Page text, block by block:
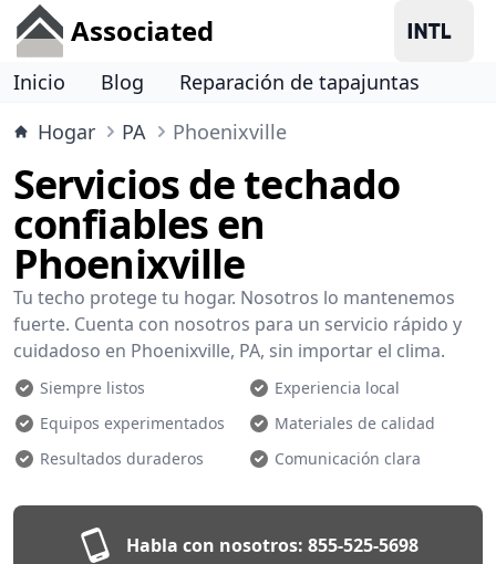
Associated
Inicio Blog
Reparación de tapajuntas
Hogar
PA Phoenixville
Servicios de techado
confiables en
Phoenixville
Tu techo protege tu hogar. Nosotros lo mantenemos
fuerte. Cuenta con nosotros para un servicio rápido y
cuidadoso en Phoenixville, PA, sin importar el clima.
Siempre listos
Experiencia local
Equipos experimentados
Materiales de calidad
Resultados duraderos
Comunicación clara
Habla con nosotros: 855-525-5698